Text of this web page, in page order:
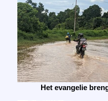
Het evangelie